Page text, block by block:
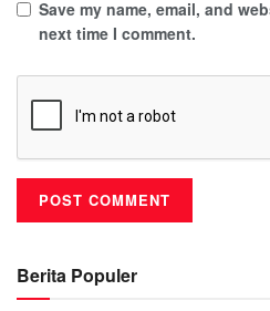
Save my name, email, and
next time I comment.
Berita Populer